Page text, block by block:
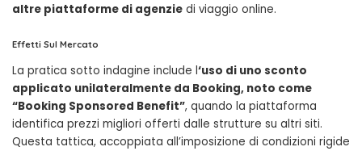
altre piattaforme di agenzie di viaggio online.
Effetti Sul Mercato
La pratica sotto indagine include l‘uso di uno sconto
applicato unilateralmente da Booking, noto come
“Booking Sponsored Benefit”, quando la piattaforma
identifica prezzi migliori offerti dalle strutture su altri siti.
Questa tattica, accoppiata all’imposizione di condizioni rigide